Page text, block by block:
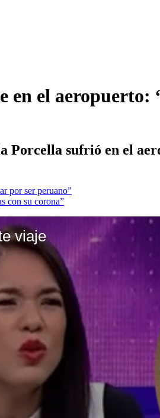
en el
sufrió en el
por ser peruano”
con su corona”
viaje